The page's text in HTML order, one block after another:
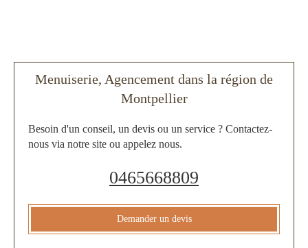
Menuiserie, Agencement dans la région de
Montpellier
Besoin d'un conseil, un devis ou un service ? Contactez-
nous via notre site ou appelez nous.
0465668809
Demander un devis